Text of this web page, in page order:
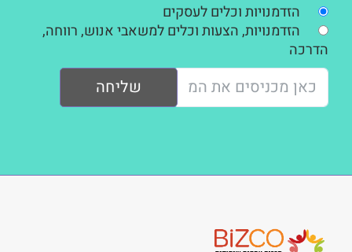
הזדמנויות וכלים לעסקים
הזדמנויות, הצעות וכלים למשאבי אנוש, רווחה,
הדרכה
שליחה